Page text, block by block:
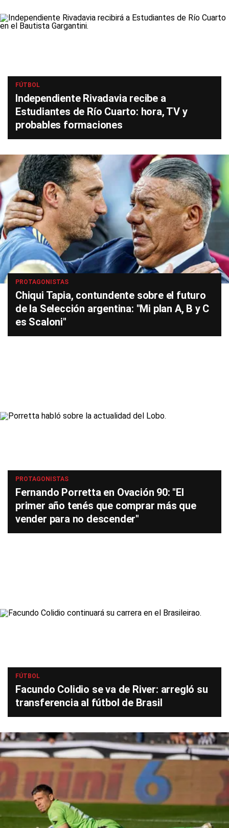
FÚTBOL
Independiente Rivadavia recibe a
Estudiantes de Río Cuarto: hora, TV y
probables formaciones
PROTAGONISTAS
Chiqui Tapia, contundente sobre el futuro
de la Selección argentina: "Mi plan A, B y C
es Scaloni"
PROTAGONISTAS
Fernando Porretta en Ovación 90: "El
primer año tenés que comprar más que
vender para no descender"
FÚTBOL
Facundo Colidio se va de River: arregló su
transferencia al fútbol de Brasil